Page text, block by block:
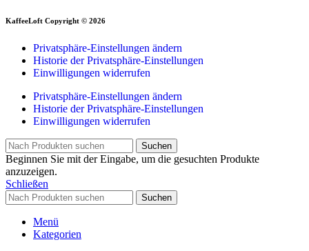
KaffeeLoft Copyright © 2026
Privatsphäre-Einstellungen ändern
Historie der Privatsphäre-Einstellungen
Einwilligungen widerrufen
Privatsphäre-Einstellungen ändern
Historie der Privatsphäre-Einstellungen
Einwilligungen widerrufen
Suchen
Beginnen Sie mit der Eingabe, um die gesuchten Produkte
anzuzeigen.
Schließen
Suchen
Menü
Kategorien